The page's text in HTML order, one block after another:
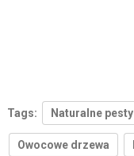
Tags: Naturalne
Owocowe drzewa